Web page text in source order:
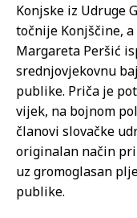
Konjske iz Udruge
točnije Konjščine,
Margareta Peršić
srednjovjekovnu
publike. Priča je
vijek, na bojnom
članovi slovačke
originalan način
uz gromoglasan
publike.